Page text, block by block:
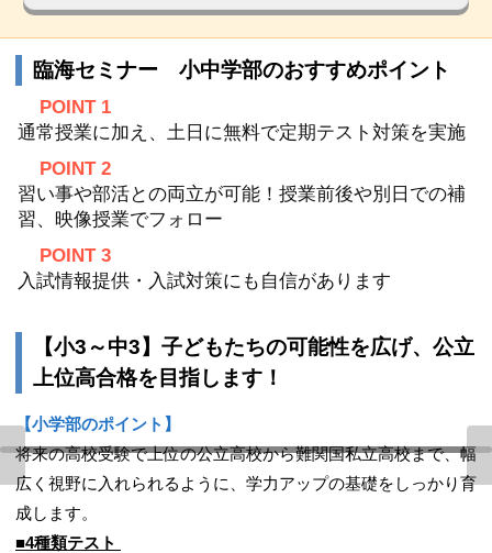
臨海セミナー 小中学部のおすすめポイント
POINT 1
通常授業に加え、土日に無料で定期テスト対策を実施
POINT 2
習い事や部活との両立が可能！授業前後や別日での補
習、映像授業でフォロー
POINT 3
入試情報提供・入試対策にも自信があります
【小3～中3】子どもたちの可能性を広げ、公立
上位高合格を目指します！
【小学部のポイント】
将来の高校受験で上位の公立高校から難関国私立高校まで、幅
広く視野に入れられるように、学力アップの基礎をしっかり育
成します。
■4種類テスト